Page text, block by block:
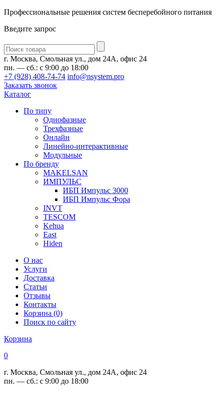
Профессиональные решения систем бесперебойного питания
Введите запрос
Введите
запрос
г. Москва, Смольная ул., дом 24А, офис 24
пн. — сб.: с 9:00 до 18:00
+7 (928) 408-74-74 info@nsystem.pro
Заказать звонок
Каталог
По типу
Однофазные
Трехфазные
Онлайн
Линейно-интерактивные
Модульные
По бренду
MAKELSAN
ИМПУЛЬС
ИБП Импульс 3000
ИБП Импульс Фора
INVT
TESCOM
Kehua
East
Hiden
О нас
Услуги
Доставка
Статьи
Отзывы
Контакты
Корзина (0)
Поиск по сайту
Корзина
0
г. Москва, Смольная ул., дом 24А, офис 24
пн. — сб.: с 9:00 до 18:00